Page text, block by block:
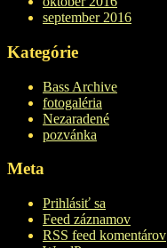
september 2016
Kategórie
Bass Archive
fotogaléria
Nezaradené
pozvánka
Meta
Prihlásiť sa
Feed záznamov
RSS feed komentárov